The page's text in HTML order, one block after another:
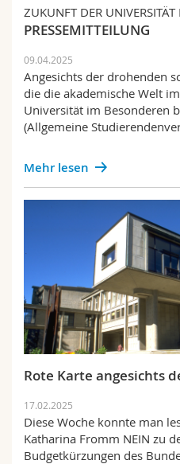
Math.-Nat. und Med.
Interfakultär
Mitarbeitende
Doktorierende
Webmail
Vorlesungsverzeichnis
MyUnifr
ZUKUNFT DER UNIVERSITÄT
PRESSEMITTEILUNG
09.04.2025
Angesichts der drohenden
die die akademische Welt
Universität im Besonderen
(Allgemeine
Mehr lesen
Rote Karte angesichts
17.02.2025
Diese Woche konnte man
Katharina Fromm NEIN zu
Budgetkürzungen des